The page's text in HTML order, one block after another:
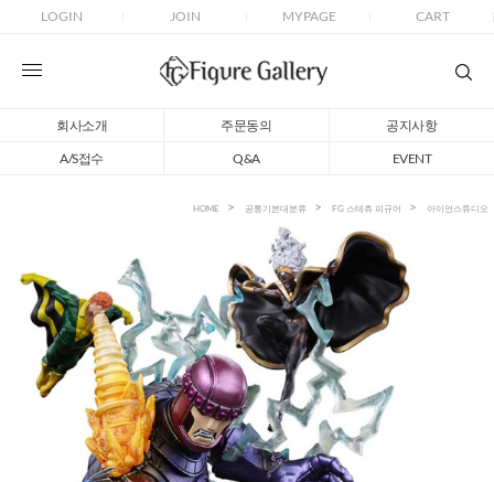
LOGIN JOIN MYPAGE CART
회사소개 주문동의
공지사항
A/S접수
Q&A EVENT
HOME 공통기본대분류 FG 스테츄 피규어 아이언스튜디오